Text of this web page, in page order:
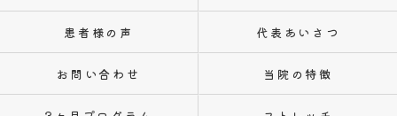
患者様の声 代表あいさつ
お問い合わせ 当院の特徴